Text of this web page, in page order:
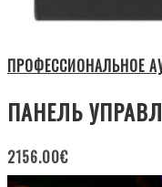
ПРОФЕССИОНАЛЬНОЕ
ПАНЕЛЬ
2156.00€